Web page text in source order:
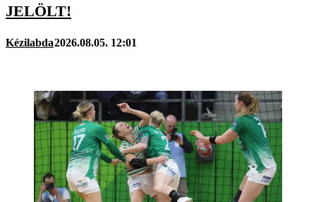
JELÖLT!
Kézilabda2026.08.05. 12:01